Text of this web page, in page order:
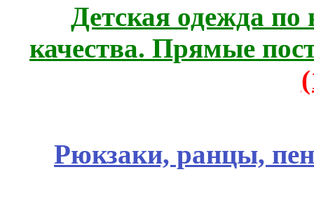
Детская одежда
качества. Прямые
Рюкзаки, ранцы,